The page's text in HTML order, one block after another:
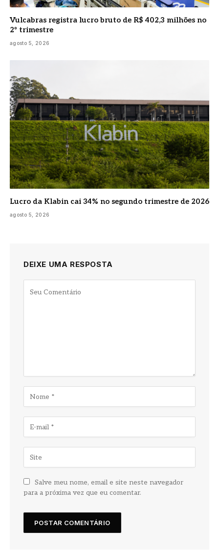
Vulcabras registra lucro bruto de R$ 402,3 milhões no
2º trimestre
agosto 5, 2026
Lucro da Klabin cai 34% no segundo trimestre de 2026
agosto 5, 2026
DEIXE UMA RESPOSTA
Salve meu nome, email e site neste navegador
para a próxima vez que eu comentar.